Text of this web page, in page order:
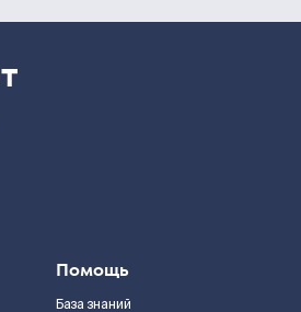
Помощь
База знаний